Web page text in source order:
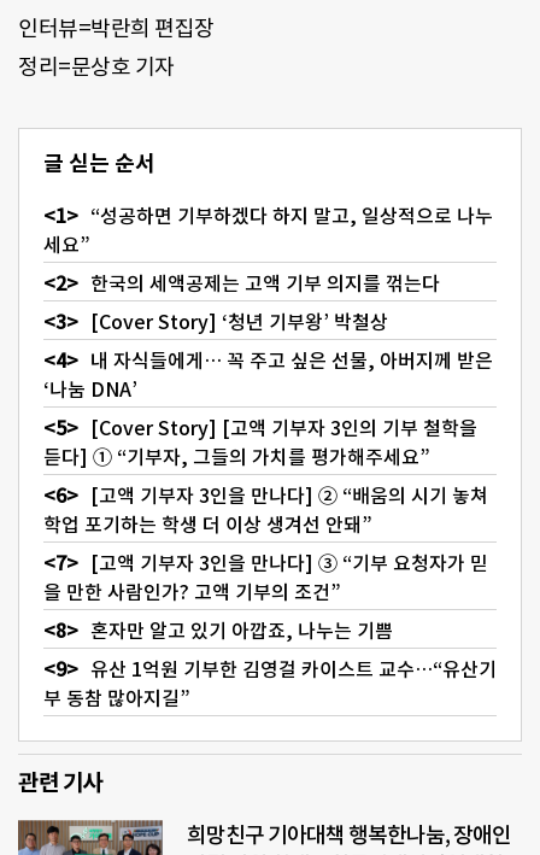
인터뷰=박란희 편집장
정리=문상호 기자
글 싣는 순서
“성공하면 기부하겠다 하지 말고, 일상적으로 나누
세요”
한국의 세액공제는 고액 기부 의지를 꺾는다
[Cover Story] ‘청년 기부왕’ 박철상
내 자식들에게… 꼭 주고 싶은 선물, 아버지께 받은
‘나눔 DNA’
[Cover Story] [고액 기부자 3인의 기부 철학을
듣다] ① “기부자, 그들의 가치를 평가해주세요”
[고액 기부자 3인을 만나다] ② “배움의 시기 놓쳐
학업 포기하는 학생 더 이상 생겨선 안돼”
[고액 기부자 3인을 만나다] ③ “기부 요청자가 믿
을 만한 사람인가? 고액 기부의 조건”
혼자만 알고 있기 아깝죠, 나누는 기쁨
유산 1억원 기부한 김영걸 카이스트 교수…“유산기
부 동참 많아지길”
관련 기사
희망친구 기아대책 행복한나눔, 장애인